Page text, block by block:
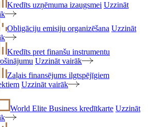
Kredīts uzņēmuma izaugsmei Uzzināt
Obligāciju emisiju organizēšana Uzzināt
Kredīts pret finanšu instrumentu
Uzzināt vairāk
Zaļais finansējums ilgtspējīgiem
Uzzināt vairāk
World Elite Business kredītkarte Uzzināt